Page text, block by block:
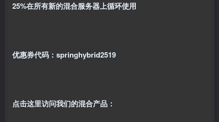
25%在所有新的混合服务器上循环使用
优惠券代码：springhybrid2519
点击这里访问我们的混合产品：